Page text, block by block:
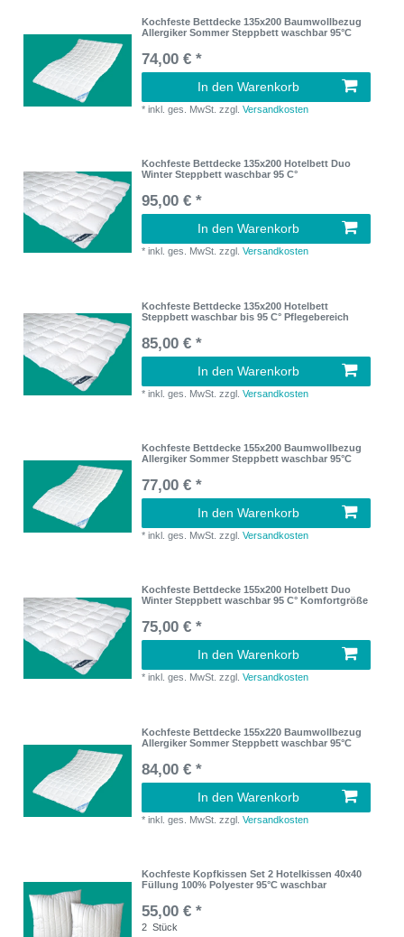
Kochfeste Bettdecke 135x200 Baumwollbezug
Allergiker Sommer Steppbett waschbar 95°C
74,00 € *
In den Warenkorb
*inkl. ges. MwSt. zzgl.Versandkosten
Kochfeste Bettdecke 135x200 Hotelbett Duo
Winter Steppbett waschbar 95 C°
95,00 € *
In den Warenkorb
*inkl. ges. MwSt. zzgl.Versandkosten
Kochfeste Bettdecke 135x200 Hotelbett
Steppbett waschbar bis 95 C° Pflegebereich
85,00 € *
In den Warenkorb
*inkl. ges. MwSt. zzgl.Versandkosten
Kochfeste Bettdecke 155x200 Baumwollbezug
Allergiker Sommer Steppbett waschbar 95°C
77,00 € *
In den Warenkorb
*inkl. ges. MwSt. zzgl.Versandkosten
Kochfeste Bettdecke 155x200 Hotelbett Duo
Winter Steppbett waschbar 95 C° Komfortgröße
75,00 € *
In den Warenkorb
*inkl. ges. MwSt. zzgl.Versandkosten
Kochfeste Bettdecke 155x220 Baumwollbezug
Allergiker Sommer Steppbett waschbar 95°C
84,00 € *
In den Warenkorb
*inkl. ges. MwSt. zzgl.Versandkosten
Kochfeste Kopfkissen Set 2 Hotelkissen 40x40
Füllung 100% Polyester 95°C waschbar
55,00 € *
2 Stück